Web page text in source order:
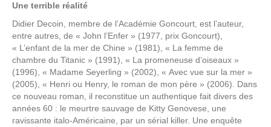
Une terrible réalité
Didier Decoin, membre de l’Académie Goncourt, est l’auteur,
entre autres, de « John l’Enfer » (1977, prix Goncourt),
« L’enfant de la mer de Chine » (1981), « La femme de
chambre du Titanic » (1991), « La promeneuse d’oiseaux »
(1996), « Madame Seyerling » (2002), « Avec vue sur la mer »
(2005), « Henri ou Henry, le roman de mon père » (2006). Dans
ce nouveau roman, il reconstitue un authentique fait divers des
années 60 : le meurtre sauvage de Kitty Genovese, une
ravissante italo-Américaine, par un sérial killer. Une enquête